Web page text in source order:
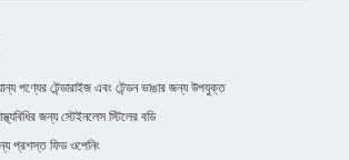
পণ্যের টেন্ডারাইজ এবং টেন্ডন ভাঙার জন্য উপযুক্ত
জন্য স্টেইনলেস স্টিলের বডি
প্রশস্ত ফিড ওপেনিং